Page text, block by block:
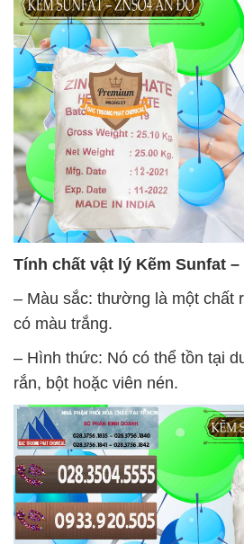
Tính chất vật lý Kẽm Sunfat –
– Màu sắc: thường là một chất
có màu trắng.
– Hình thức: Nó có thể tồn tại
rắn, bột hoặc viên nén.